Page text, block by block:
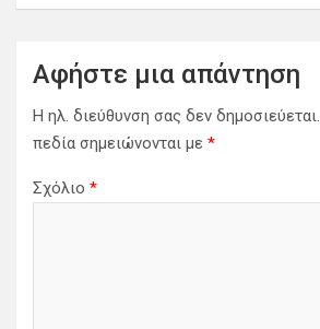
Αφήστε μια απάντηση
Η ηλ. διεύθυνση σας δεν δημοσιεύεται.
πεδία σημειώνονται με *
Σχόλιο *